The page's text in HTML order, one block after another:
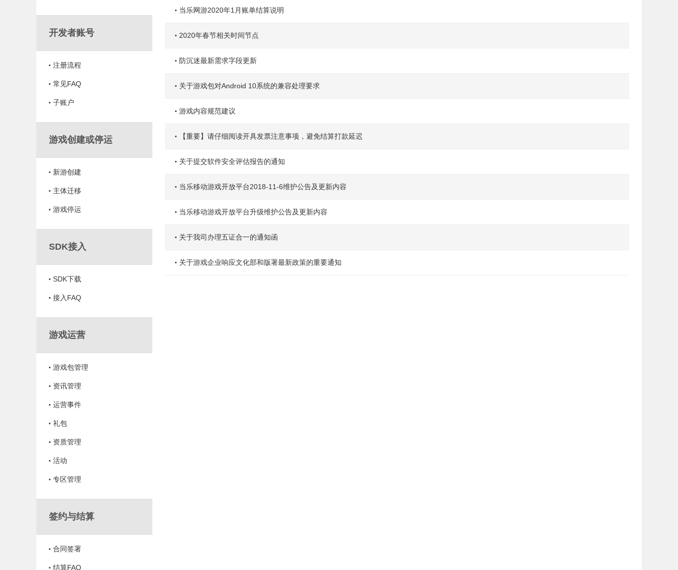
开发者账号
注册流程
常见FAQ
子账户
游戏创建或停运
新游创建
主体迁移
游戏停运
SDK接入
SDK下载
接入FAQ
游戏运营
游戏包管理
资讯管理
运营事件
礼包
资质管理
活动
专区管理
签约与结算
合同签署
结算FAQ
当乐网游2020年1月账单结算说明
2020年春节相关时间节点
防沉迷最新需求字段更新
关于游戏包对Android 10系统的兼容处理要求
​游戏内容规范建议
【重要】请仔细阅读开具发票注意事项，避免结算打款延迟
关于提交软件安全评估报告的通知
当乐移动游戏开放平台2018-11-6维护公告及更新内容
当乐移动游戏开放平台升级维护公告及更新内容
关于我司办理五证合一的通知函
关于游戏企业响应文化部和版署最新政策的重要通知